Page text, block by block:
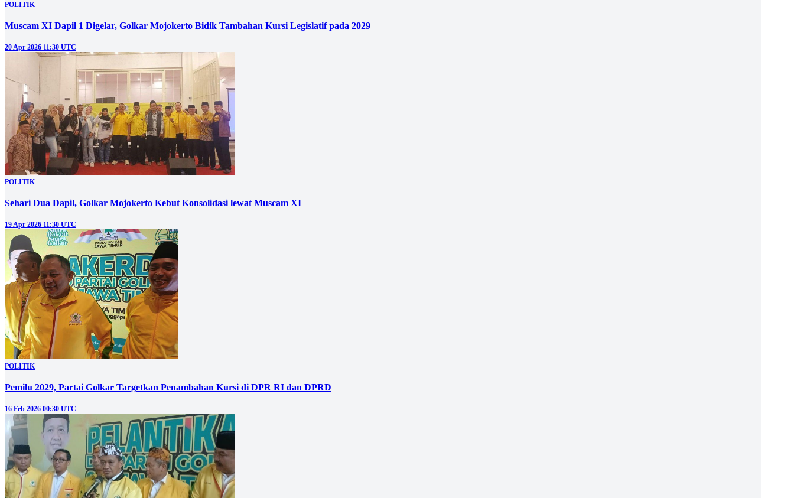
POLITIK
Muscam XI Dapil 1 Digelar, Golkar Mojokerto Bidik Tambahan Kursi Legislatif pada 2029
20 Apr 2026 11:30 UTC
POLITIK
Sehari Dua Dapil, Golkar Mojokerto Kebut Konsolidasi lewat Muscam XI
19 Apr 2026 11:30 UTC
POLITIK
Pemilu 2029, Partai Golkar Targetkan Penambahan Kursi di DPR RI dan DPRD
16 Feb 2026 00:30 UTC